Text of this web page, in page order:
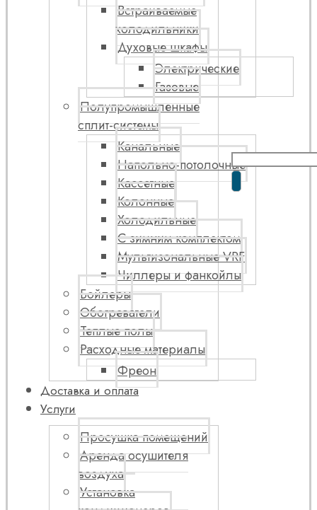
Встраиваемые
холодильники
Духовые шкафы
Электрические
Газовые
Полупромышленные
сплит-системы
Канальные
Напольно-потолочные
Кассетные
Колонные
Холодильные
С зимним комплектом
Мультизональные VRF
Чиллеры и фанкойлы
Бойлеры
Обогреватели
Теплые полы
Расходные материалы
Фреон
Доставка и оплата
Услуги
Просушка помещений
Аренда осушителя
воздуха
Установка